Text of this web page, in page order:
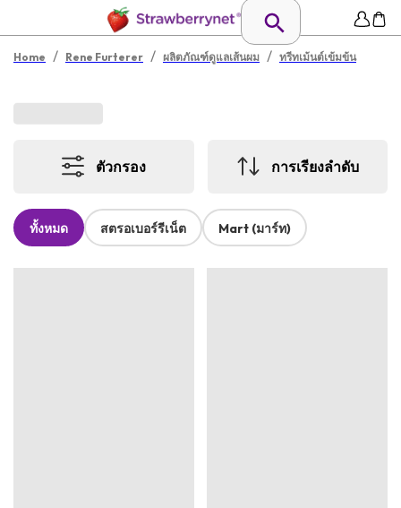
Home / Rene Furterer / ผลิตภัณฑ์ดูแลเส้นผม / ทรีทเม้นต์เข้มข้น
ตัวกรอง การเรียงลำดับ
ทั้งหมด สตรอเบอร์รีเน็ต Mart (มาร์ท)